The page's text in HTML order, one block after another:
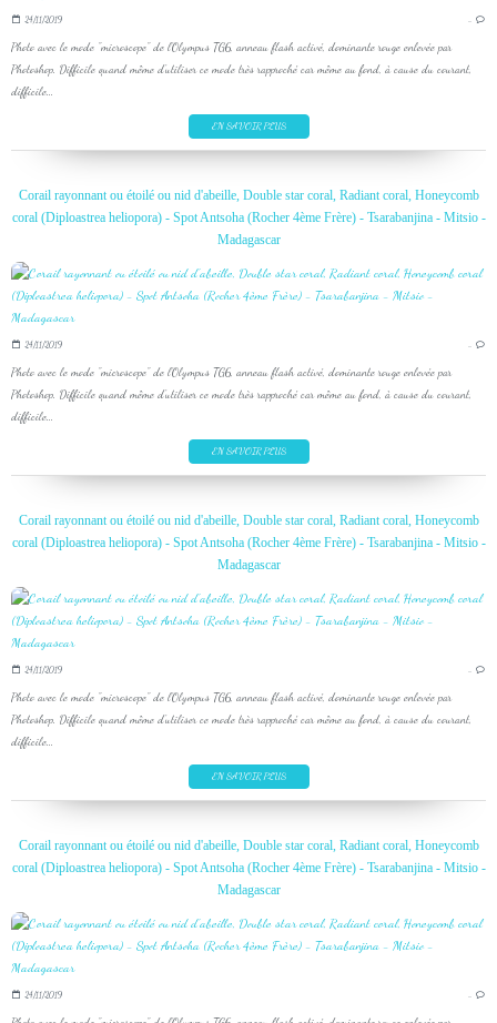
24/11/2019 …
Photo avec le mode "microscope" de l'Olympus TG6, anneau flash activé, dominante rouge enlevée par
Photoshop. Difficile quand même d'utiliser ce mode très rapproché car même au fond, à cause du courant,
difficile...
EN SAVOIR PLUS
Corail rayonnant ou étoilé ou nid d'abeille, Double star coral, Radiant coral, Honeycomb
coral (Diploastrea heliopora) - Spot Antsoha (Rocher 4ème Frère) - Tsarabanjina - Mitsio -
Madagascar
24/11/2019 …
Photo avec le mode "microscope" de l'Olympus TG6, anneau flash activé, dominante rouge enlevée par
Photoshop. Difficile quand même d'utiliser ce mode très rapproché car même au fond, à cause du courant,
difficile...
EN SAVOIR PLUS
Corail rayonnant ou étoilé ou nid d'abeille, Double star coral, Radiant coral, Honeycomb
coral (Diploastrea heliopora) - Spot Antsoha (Rocher 4ème Frère) - Tsarabanjina - Mitsio -
Madagascar
24/11/2019 …
Photo avec le mode "microscope" de l'Olympus TG6, anneau flash activé, dominante rouge enlevée par
Photoshop. Difficile quand même d'utiliser ce mode très rapproché car même au fond, à cause du courant,
difficile...
EN SAVOIR PLUS
Corail rayonnant ou étoilé ou nid d'abeille, Double star coral, Radiant coral, Honeycomb
coral (Diploastrea heliopora) - Spot Antsoha (Rocher 4ème Frère) - Tsarabanjina - Mitsio -
Madagascar
24/11/2019 …